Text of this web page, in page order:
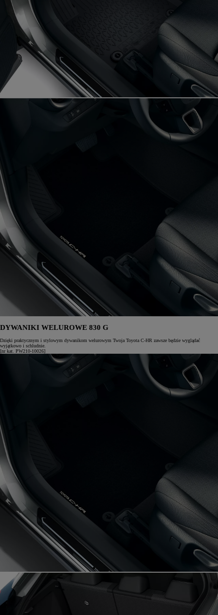
DYWANIKI WELUROWE 830 G
Dzięki praktycznym i stylowym dywanikom welurowym Twoja Toyota C-HR zawsze będzie wyglądać
wyjątkowo i schludnie.
[nr kat. PW210-10026]